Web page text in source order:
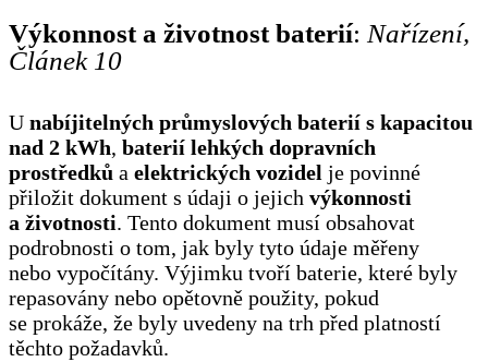
Výkonnost a životnost baterií: Nařízení,
Článek 10
U nabíjitelných průmyslových baterií s kapacitou
nad 2 kWh, baterií lehkých dopravních
prostředků a elektrických vozidel je povinné
přiložit dokument s údaji o jejich výkonnosti
a životnosti. Tento dokument musí obsahovat
podrobnosti o tom, jak byly tyto údaje měřeny
nebo vypočítány. Výjimku tvoří baterie, které byly
repasovány nebo opětovně použity, pokud
se prokáže, že byly uvedeny na trh před platností
těchto požadavků.